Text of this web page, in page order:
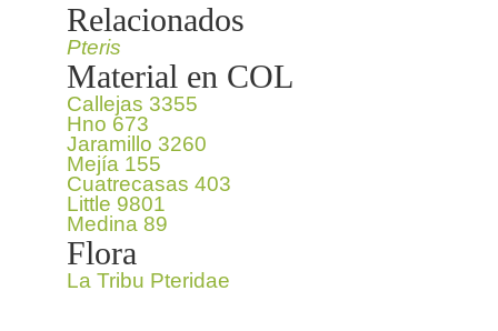
Relacionados
Pteris
Material en COL
Callejas 3355
Hno 673
Jaramillo 3260
Mejía 155
Cuatrecasas 403
Little 9801
Medina 89
Flora
La Tribu Pteridae